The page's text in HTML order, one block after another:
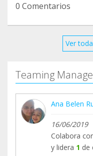
para que cada día
Sigo con mis citas
rehabilitación,
endocrino, así que
que visitar‍♀️ por
tiroides me ha
Continuó con mis
semana de
terapia
neuropsicología y
0 Comentarios
Ver
Teaming
Ana Belen
16/06/2019
Colabora
y lidera 1 de